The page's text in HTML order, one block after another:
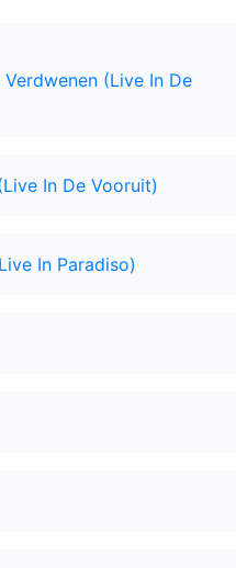
(Live In De
In De Vooruit)
In Paradiso)